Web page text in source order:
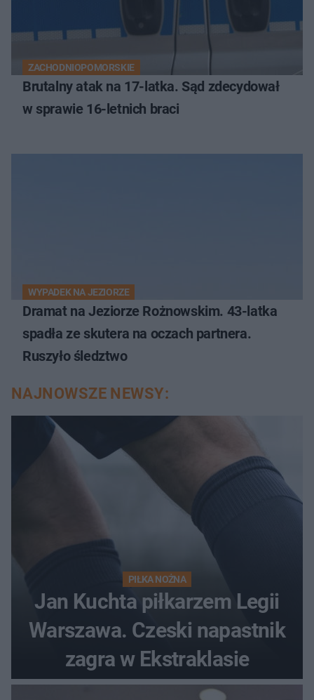
ZACHODNIOPOMORSKIE
Brutalny atak na 17-latka. Sąd zdecydował
w sprawie 16-letnich braci
WYPADEK NA JEZIORZE
Dramat na Jeziorze Rożnowskim. 43-latka
spadła ze skutera na oczach partnera.
Ruszyło śledztwo
NAJNOWSZE NEWSY:
PIŁKA NOŻNA
Jan Kuchta piłkarzem Legii
Warszawa. Czeski napastnik
zagra w Ekstraklasie